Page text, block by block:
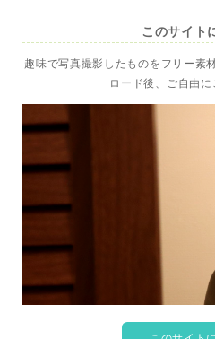
このサイト
趣味で写真撮影したものをフリー素
ロード後、ご自由に